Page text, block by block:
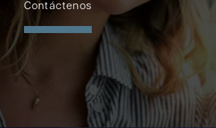
Contáctenos